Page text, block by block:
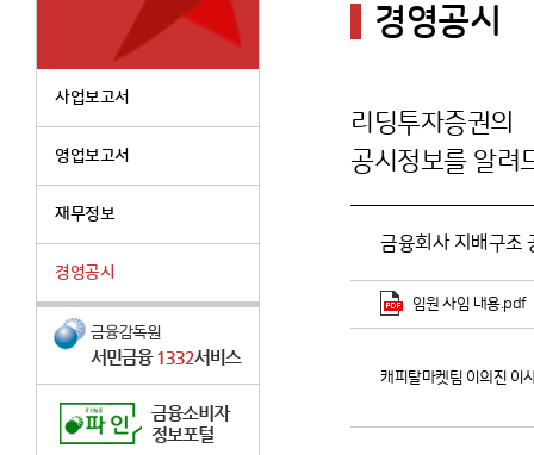
사업보고서
영업보고서
재무정보
경영공시
경영공시
리딩투자증권의
공시정보를 알려
금융회사 지배구조
임원 사임 내용.pdf
캐피탈마켓팀 이의진 이